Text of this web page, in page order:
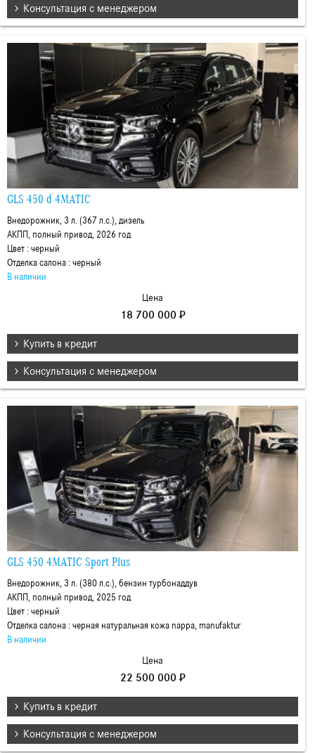
Консультация с менеджером
GLS 450 d 4MATIC
Внедорожник, 3 л. (367 л.с.), дизель
АКПП, полный привод, 2026 год
Цвет : черный
Отделка салона : черный
В наличии
Цена
18 700 000 ₽
Купить в кредит
Консультация с менеджером
GLS 450 4MATIC Sport Plus
Внедорожник, 3 л. (380 л.с.), бензин турбонаддув
АКПП, полный привод, 2025 год
Цвет : черный
Отделка салона : черная натуральная кожа nappa, manufaktur
В наличии
Цена
22 500 000 ₽
Купить в кредит
Консультация с менеджером